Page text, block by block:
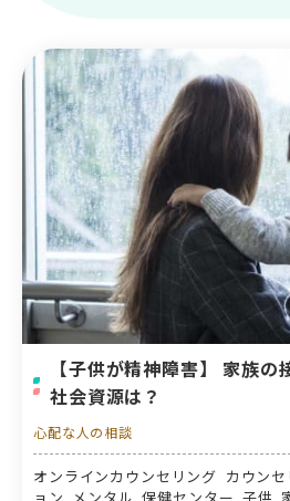
【子供が精神障害】 家族
社会資源は？
心配な人の相談
オンラインカウンセリング カウン